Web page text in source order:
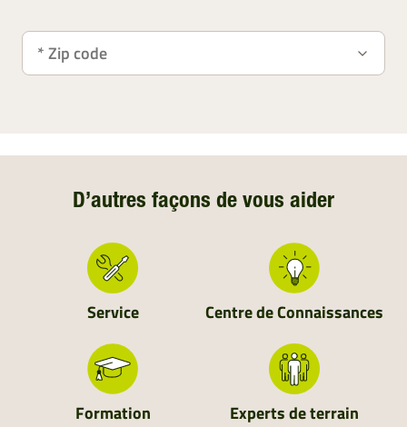
D’autres façons de vous aider
Service Centre de Connaissances
Formation Experts de terrain